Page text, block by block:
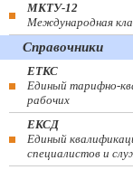
МКТУ-12
Международная
Справочники
ЕТКС
Единый тарифно-
рабочих
ЕКСД
Единый
специалистов и